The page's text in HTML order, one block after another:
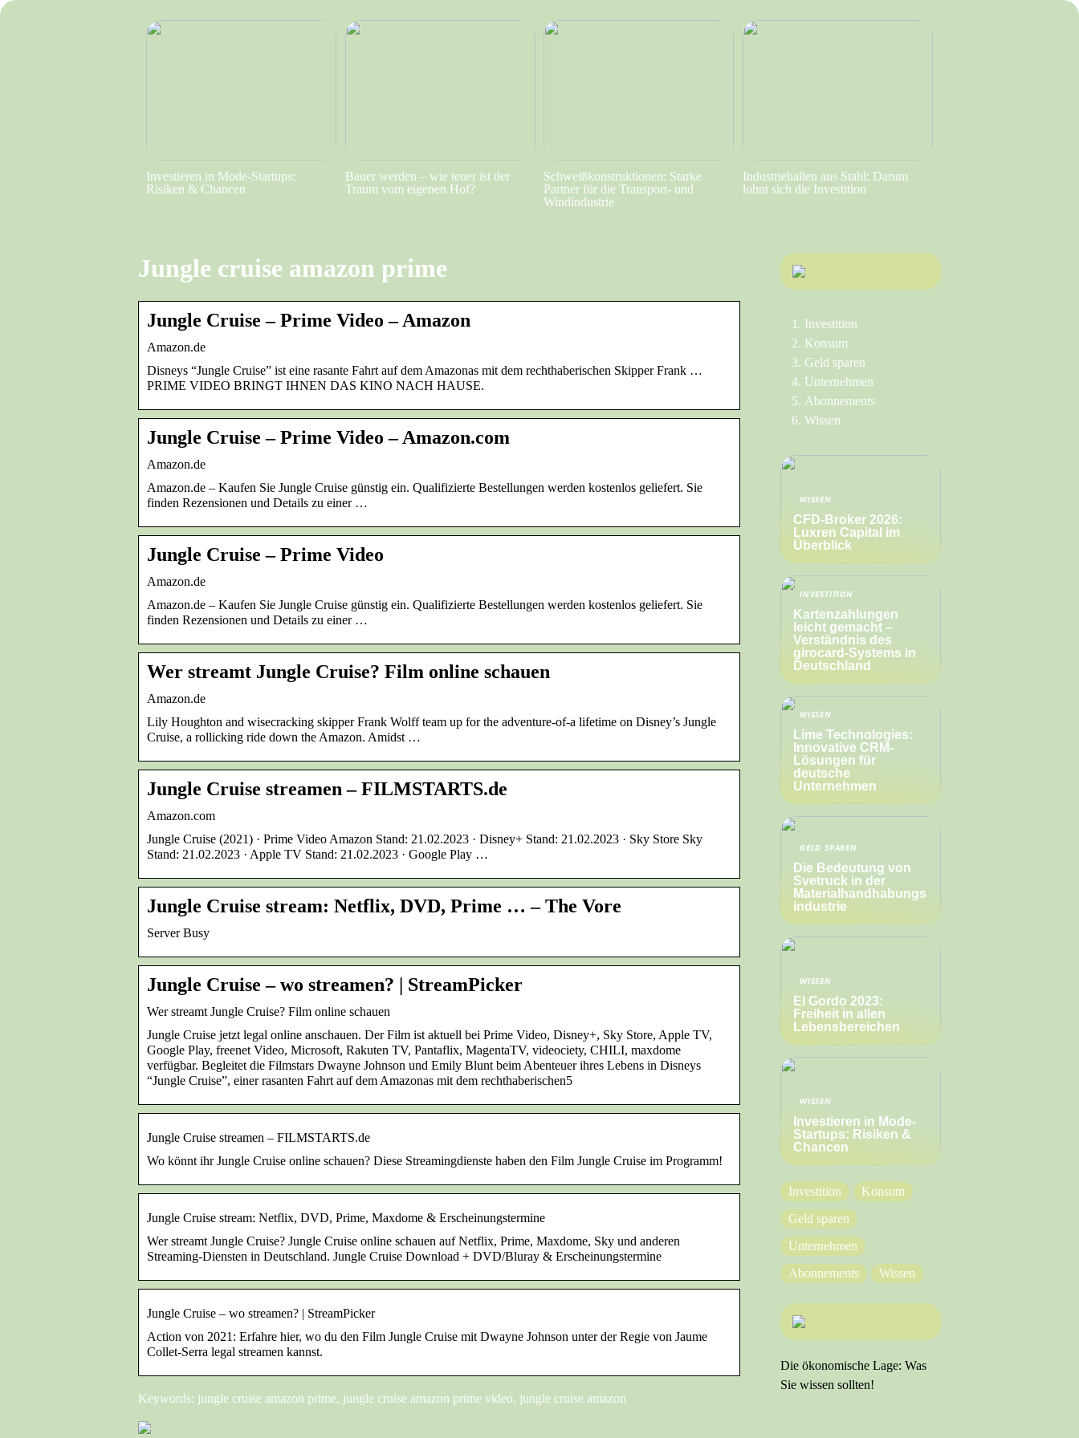
Investieren in Mode-Startups:
Risiken & Chancen
Bauer werden – wie teuer ist der
Traum vom eigenen Hof?
Schweißkonstruktionen: Starke
Partner für die Transport- und
Windindustrie
Industriehallen aus Stahl: Darum
lohnt sich die Investition
Jungle cruise amazon prime
Jungle Cruise – Prime Video – Amazon
Amazon.de
Disneys “Jungle Cruise” ist eine rasante Fahrt auf dem Amazonas mit dem rechthaberischen Skipper Frank …
PRIME VIDEO BRINGT IHNEN DAS KINO NACH HAUSE.
Jungle Cruise – Prime Video – Amazon.com
Amazon.de
Amazon.de – Kaufen Sie Jungle Cruise günstig ein. Qualifizierte Bestellungen werden kostenlos geliefert. Sie
finden Rezensionen und Details zu einer …
Jungle Cruise – Prime Video
Amazon.de
Amazon.de – Kaufen Sie Jungle Cruise günstig ein. Qualifizierte Bestellungen werden kostenlos geliefert. Sie
finden Rezensionen und Details zu einer …
Wer streamt Jungle Cruise? Film online schauen
Amazon.de
Lily Houghton and wisecracking skipper Frank Wolff team up for the adventure-of-a lifetime on Disney’s Jungle
Cruise, a rollicking ride down the Amazon. Amidst …
Jungle Cruise streamen – FILMSTARTS.de
Amazon.com
Jungle Cruise (2021) · Prime Video Amazon Stand: 21.02.2023 · Disney+ Stand: 21.02.2023 · Sky Store Sky
Stand: 21.02.2023 · Apple TV Stand: 21.02.2023 · Google Play …
Jungle Cruise stream: Netflix, DVD, Prime … – The Vore
Server Busy
Jungle Cruise – wo streamen? | StreamPicker
Wer streamt Jungle Cruise? Film online schauen
Jungle Cruise jetzt legal online anschauen. Der Film ist aktuell bei Prime Video, Disney+, Sky Store, Apple TV,
Google Play, freenet Video, Microsoft, Rakuten TV, Pantaflix, MagentaTV, videociety, CHILI, maxdome
verfügbar. Begleitet die Filmstars Dwayne Johnson und Emily Blunt beim Abenteuer ihres Lebens in Disneys
“Jungle Cruise”, einer rasanten Fahrt auf dem Amazonas mit dem rechthaberischen5
Jungle Cruise streamen – FILMSTARTS.de
Wo könnt ihr Jungle Cruise online schauen? Diese Streamingdienste haben den Film Jungle Cruise im Programm!
Jungle Cruise stream: Netflix, DVD, Prime, Maxdome & Erscheinungstermine
Wer streamt Jungle Cruise? Jungle Cruise online schauen auf Netflix, Prime, Maxdome, Sky und anderen
Streaming-Diensten in Deutschland. Jungle Cruise Download + DVD/Bluray & Erscheinungstermine
Jungle Cruise – wo streamen? | StreamPicker
Action von 2021: Erfahre hier, wo du den Film Jungle Cruise mit Dwayne Johnson unter der Regie von Jaume
Collet-Serra legal streamen kannst.
Keywords: jungle cruise amazon prime, jungle cruise amazon prime video, jungle cruise amazon
Investition
Konsum
Geld sparen
Unternehmen
Abonnements
Wissen
WISSEN
CFD-Broker 2026:
Luxren Capital im
Überblick
INVESTITION
Kartenzahlungen
leicht gemacht –
Verständnis des
girocard-Systems in
Deutschland
WISSEN
Lime Technologies:
Innovative CRM-
Lösungen für
deutsche
Unternehmen
GELD SPAREN
Die Bedeutung von
Svetruck in der
Materialhandhabungs
industrie
WISSEN
El Gordo 2023:
Freiheit in allen
Lebensbereichen
WISSEN
Investieren in Mode-
Startups: Risiken &
Chancen
Investition
Konsum
Geld sparen
Unternehmen
Abonnements
Wissen
Die ökonomische Lage: Was
Sie wissen sollten!